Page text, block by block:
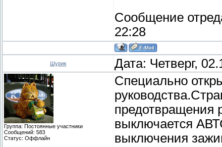
Сообщение
22:28
Шурик Дата: Четверг,
Группа: Постоянные участники
Сообщений: 583
Статус: Оффлайн
Специально
предотвращения
выключается
выключения